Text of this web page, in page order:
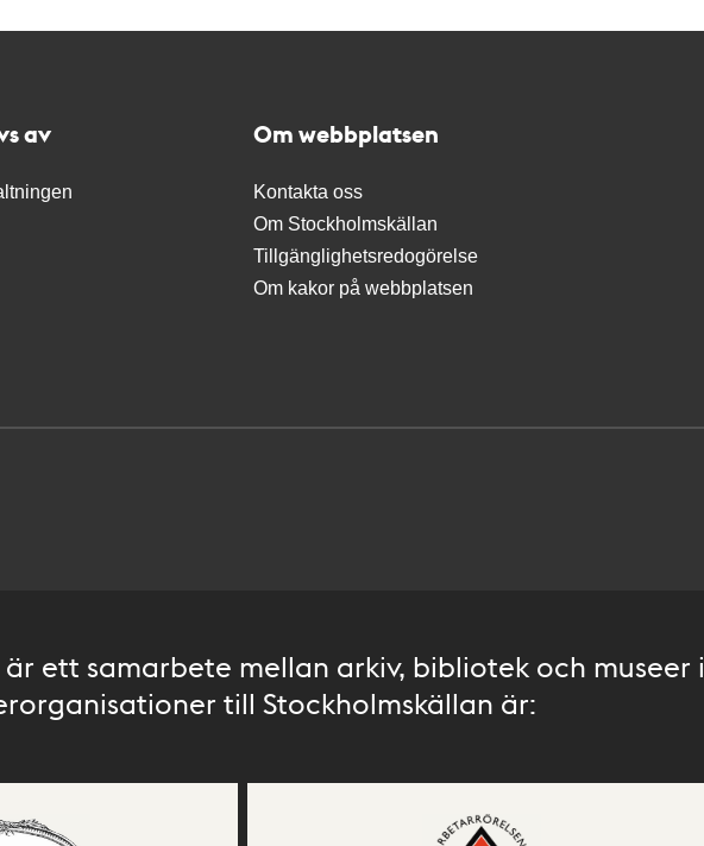
av Om webbplatsen
Kontakta oss
Om Stockholmskällan
Tillgänglighetsredogörelse
Om kakor på webbplatsen
ett samarbete mellan arkiv, bibliotek och museer i
till Stockholmskällan är: